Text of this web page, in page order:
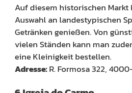
Auf diesem historischen
Auswahl an landestypischen
Getränken genießen. Von
vielen Ständen kann man
eine Kleinigkeit bestellen.
Adresse:R. Formosa 322,